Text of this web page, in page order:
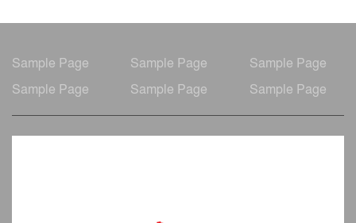
Sample Page Sample Page
Sample Page
Sample Page
Sample Page Sample Page